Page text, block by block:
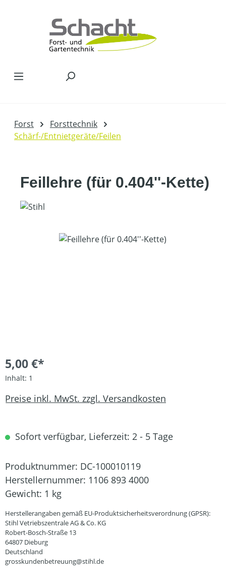
Forst
Forsttechnik
Schärf-/Entnietgeräte/Feilen
Feillehre (für 0.404''-Kette)
Bildergalerie überspringen
5,00 €*
Inhalt: 1
Preise inkl. MwSt. zzgl. Versandkosten
Sofort verfügbar, Lieferzeit: 2 - 5 Tage
Produktnummer: DC-100010119
Herstellernummer: 1106 893 4000
Gewicht: 1 kg
Herstellerangaben gemäß EU-Produktsicherheitsverordnung (GPSR):
Stihl Vetriebszentrale AG & Co. KG
Robert-Bosch-Straße 13
64807 Dieburg
Deutschland
grosskundenbetreuung@stihl.de